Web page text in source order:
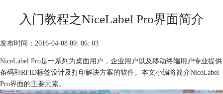
入门教程之NiceLabel Pro界面简介
发布时间：2016-04-08 09: 06: 03
NiceLabel Pro是一系列为桌面用户，企业用户以及移动终端用户专业提供
条码和RFID标签设计及打印解决方案的软件。本文小编将简介NiceLabel
Pro界面的主要元素。